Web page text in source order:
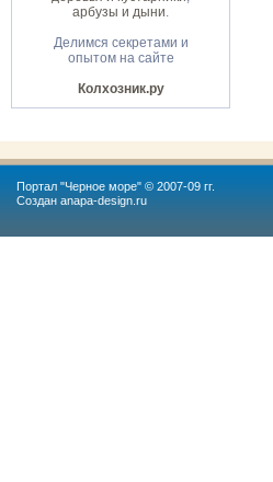
арбузы и дыни.
Делимся секретами и
опытом на сайте
Колхозник.ру
Портал "Черное море" © 2007-09 гг.
Создан anapa-design.ru